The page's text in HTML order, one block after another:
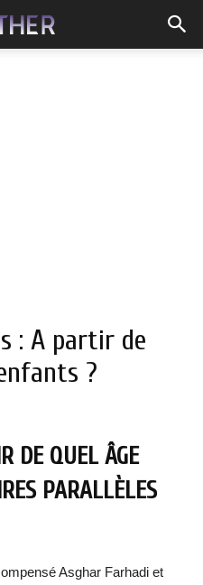
: A partir de
?
DE QUEL ÂGE
PARALLÈLES
Asghar Farhadi et